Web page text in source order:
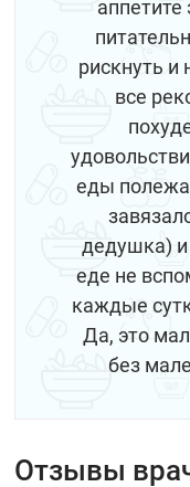
рискнуть и
все
еды
дедушка)
еде не
каждые
Да, это
без
Отзывы